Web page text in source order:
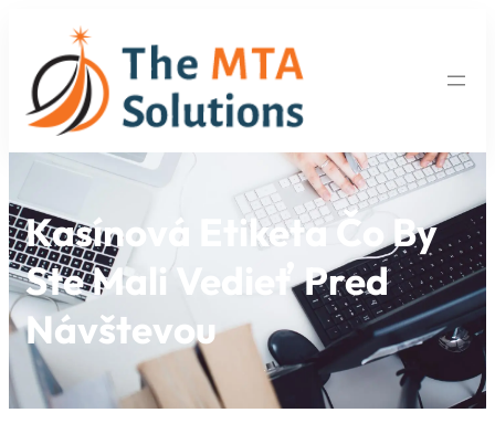
Kasínová Etiketa Čo By
Ste Mali Vedieť Pred
Návštevou